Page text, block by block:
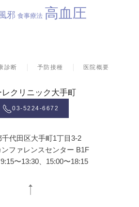
邪 食事療法 高血圧
診断 予防接種 医院概要
レクリニック大手町
03-5224-6672
千代田区大手町1丁目3-2
ファレンスセンター B1F
〜13:30、15:00〜18:15